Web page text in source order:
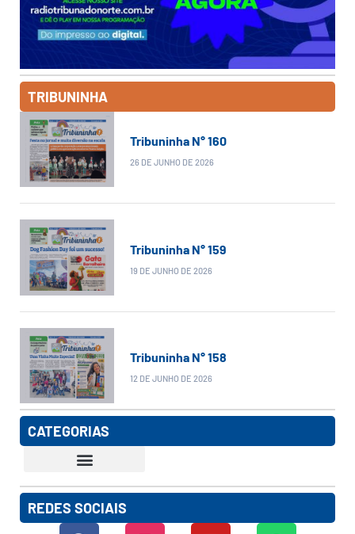
TRIBUNINHA
Tribuninha N° 160
26 DE JUNHO DE 2026
Tribuninha N° 159
19 DE JUNHO DE 2026
Tribuninha N° 158
12 DE JUNHO DE 2026
CATEGORIAS
REDES SOCIAIS